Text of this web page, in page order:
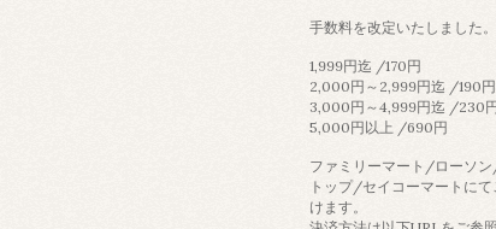
手数料を改定いたしました。
1,999円迄 /170円
2,000円～2,999円迄 /190円
3,000円～4,999円迄 /230
5,000円以上 /690円
ファミリーマート/ローソ
トップ/セイコーマートに
けます。